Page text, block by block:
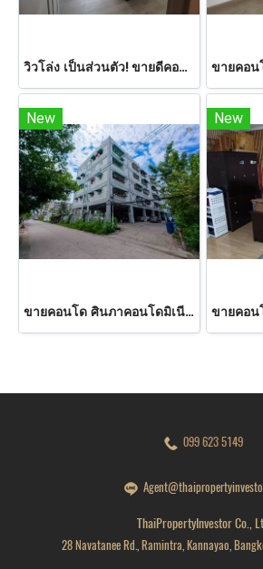
วิวโล่ง เป็นส่วนตัว! ขายดีคอนโด แคมปัส โดม รังสิต เฟส 3 | 30.65 ตร.ม. ใกล้ มธ.
New
ขายคอนโด ศินภาคอนโดมิเนียม คลองหลวง 2 นอน Yield 7%
New
099 623 5149
ThaiPropertyInvestor Co.,
28 Navatanee Rd., Ramintra, Kannayao,